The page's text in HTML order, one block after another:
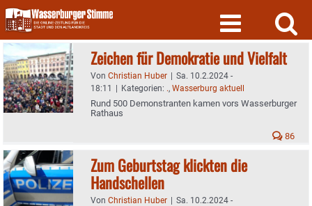
Skip
to
content
Zeichen für Demokratie und Vielfalt
Von Christian Huber | Sa. 10.2.2024 -
18:11 | Kategorien: ., Wasserburg aktuell
Rund 500 Demonstranten kamen vors Wasserburger
Rathaus
86
Zum Geburtstag klickten die
Handschellen
Von Christian Huber | Sa. 10.2.2024 -